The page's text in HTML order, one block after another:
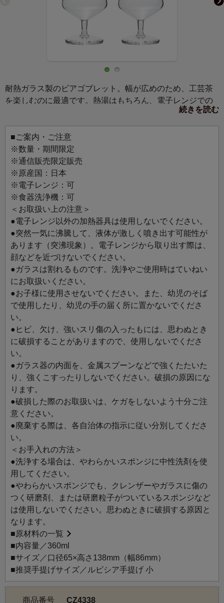
耐熱ガラス製のビアゴブレット。幅が広めのため、工芸茶
を楽しむのに最適です。熱湯はもちろん、電子レンジでの
使用もできるので、アレンジティーなどにもおすめです。
続きを読む
■ご案内・ご注意
※数量・期間限定
※通信販売限定販売
※原産国：日本
※電子レンジ：可
※食器洗浄機：可
＜お取扱い上の注意＞
●電子レンジ以外の加熱器具は使用しないでください。
●突然一気に沸騰して、液体が激しく噴き出す可能性が
あります（突沸現象）。電子レンジから取り出す際は、
顔などを近づけないでください。
●ガラスは割れるものです。洗浄やご使用時はていねい
にお取扱いください。
●お子様に使用させないでください。また、幼児のそば
で使用したり、幼児の手の届く所に置かないでくださ
い。
●ヒビ、欠け、強いスリ傷の入ったもには、思わぬとき
に破損することがありますので、使用しないでくださ
い。
●ガラス器の内面を、金属スプーンなどで強くたたいた
り、強くこすったりしないでください。破損の原因にな
ります。
●破損した際のお取扱いは、ケガをしないよう十分ご注
意ください。
●廃棄する際は、各自治体の指示に従い分別してくださ
い。
＜お手入れの方法＞
●洗浄する場合は、やわらかいスポンジに中性洗剤を使
用してください。
●やわらかいスポンジでも、クレンザーやガラスに傷の
つく研磨剤、または研磨粒子がついているスポンジなど
は使用しないでください。思わぬときに破損する原因と
なります。
■原材料の一覧
■内容量／360ml
■サイズ／口径65×高さ138mm（幅86mm）
■推奨手提げサイズ／ルピシア手提げ 小
商品番号 CZ4338